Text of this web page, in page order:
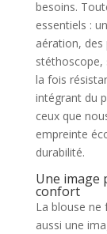
besoins.
essentiels :
aération,
stéthoscope,
la fois
intégrant du
ceux que
empreinte
durabilité.
Une image
confort
La blouse ne
aussi une